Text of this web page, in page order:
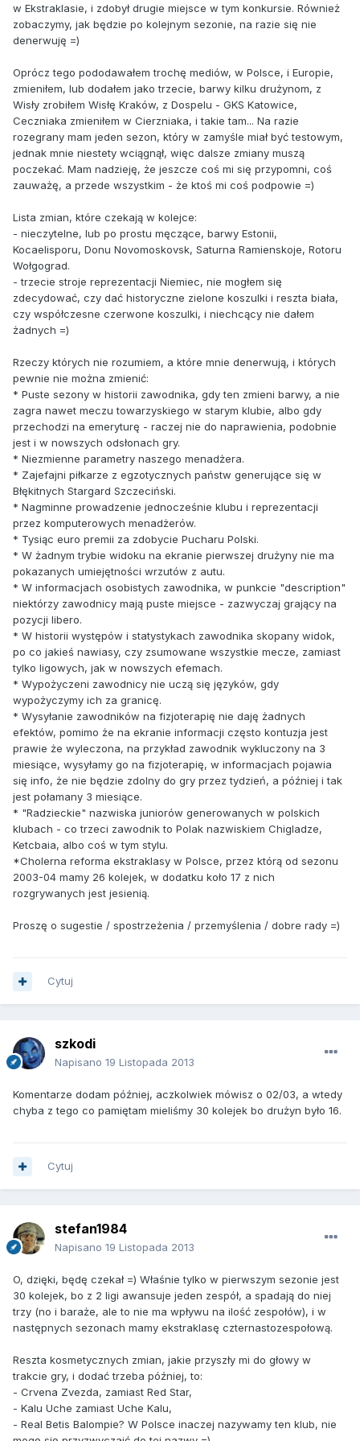
w Ekstraklasie, i zdobył drugie miejsce w tym konkursie. Również
zobaczymy, jak będzie po kolejnym sezonie, na razie się nie
denerwuję =)
Oprócz tego pododawałem trochę mediów, w Polsce, i Europie,
zmieniłem, lub dodałem jako trzecie, barwy kilku drużynom, z
Wisły zrobiłem Wisłę Kraków, z Dospelu - GKS Katowice,
Ceczniaka zmieniłem w Cierzniaka, i takie tam... Na razie
rozegrany mam jeden sezon, który w zamyśle miał być testowym,
jednak mnie niestety wciągnął, więc dalsze zmiany muszą
poczekać. Mam nadzieję, że jeszcze coś mi się przypomni, coś
zauważę, a przede wszystkim - że ktoś mi coś podpowie =)
Lista zmian, które czekają w kolejce:
- nieczytelne, lub po prostu męczące, barwy Estonii,
Kocaelisporu, Donu Novomoskovsk, Saturna Ramienskoje, Rotoru
Wołgograd.
- trzecie stroje reprezentacji Niemiec, nie mogłem się
zdecydować, czy dać historyczne zielone koszulki i reszta biała,
czy współczesne czerwone koszulki, i niechcący nie dałem
żadnych =)
Rzeczy których nie rozumiem, a które mnie denerwują, i których
pewnie nie można zmienić:
* Puste sezony w historii zawodnika, gdy ten zmieni barwy, a nie
zagra nawet meczu towarzyskiego w starym klubie, albo gdy
przechodzi na emeryturę - raczej nie do naprawienia, podobnie
jest i w nowszych odsłonach gry.
* Niezmienne parametry naszego menadżera.
* Zajefajni piłkarze z egzotycznych państw generujące się w
Błękitnych Stargard Szczeciński.
* Nagminne prowadzenie jednocześnie klubu i reprezentacji
przez komputerowych menadżerów.
* Tysiąc euro premii za zdobycie Pucharu Polski.
* W żadnym trybie widoku na ekranie pierwszej drużyny nie ma
pokazanych umiejętności wrzutów z autu.
* W informacjach osobistych zawodnika, w punkcie "description"
niektórzy zawodnicy mają puste miejsce - zazwyczaj grający na
pozycji libero.
* W historii występów i statystykach zawodnika skopany widok,
po co jakieś nawiasy, czy zsumowane wszystkie mecze, zamiast
tylko ligowych, jak w nowszych efemach.
* Wypożyczeni zawodnicy nie uczą się języków, gdy
wypożyczymy ich za granicę.
* Wysyłanie zawodników na fizjoterapię nie daję żadnych
efektów, pomimo że na ekranie informacji często kontuzja jest
prawie że wyleczona, na przykład zawodnik wykluczony na 3
miesiące, wysyłamy go na fizjoterapię, w informacjach pojawia
się info, że nie będzie zdolny do gry przez tydzień, a później i tak
jest połamany 3 miesiące.
* "Radzieckie" nazwiska juniorów generowanych w polskich
klubach - co trzeci zawodnik to Polak nazwiskiem Chigladze,
Ketcbaia, albo coś w tym stylu.
*Cholerna reforma ekstraklasy w Polsce, przez którą od sezonu
2003-04 mamy 26 kolejek, w dodatku koło 17 z nich
rozgrywanych jest jesienią.
Proszę o sugestie / spostrzeżenia / przemyślenia / dobre rady =)
Cytuj
szkodi
Napisano 19 Listopada 2013
Komentarze dodam później, aczkolwiek mówisz o 02/03, a wtedy
chyba z tego co pamiętam mieliśmy 30 kolejek bo drużyn było 16.
Cytuj
stefan1984
Napisano 19 Listopada 2013
O, dzięki, będę czekał =) Właśnie tylko w pierwszym sezonie jest
30 kolejek, bo z 2 ligi awansuje jeden zespół, a spadają do niej
trzy (no i baraże, ale to nie ma wpływu na ilość zespołów), i w
następnych sezonach mamy ekstraklasę czternastozespołową.
Reszta kosmetycznych zmian, jakie przyszły mi do głowy w
trakcie gry, i dodać trzeba później, to:
- Crvena Zvezda, zamiast Red Star,
- Kalu Uche zamiast Uche Kalu,
- Real Betis Balompie? W Polsce inaczej nazywamy ten klub, nie